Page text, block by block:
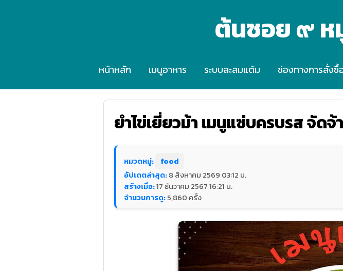
ต้นซอย ๙ ห
หน้าหลัก เมนูอาหาร ระบบสะสมแต้ม ช่องทางการสั่งซื้
ยำไข่เยี่ยวม้า เมนูแซ่บครบรส จัดจ้
หมวดหมู่:
food
อัปเดตล่าสุด:8 สิงหาคม 2569 03:12 น.
สร้างเมื่อ:17 ธันวาคม 2567 16:21 น.
จำนวนการดู:5,860 ครั้ง